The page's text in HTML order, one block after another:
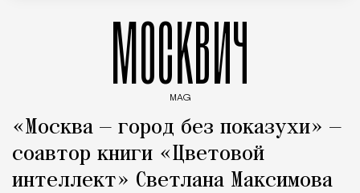
МОСКВИЧ
MAG
«Москва — город без показухи» —
соавтор книги «Цветовой
интеллект» Светлана Максимова